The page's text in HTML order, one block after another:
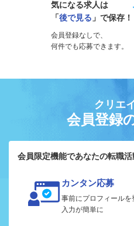
気になる求人は
「後で見る 」で保存！
会員登録なしで、
何件でも応募できます。
クリエ
会員登録
会員限定機能であなたの転職活
カンタン応募
事前にプロフィール
入力が簡単に